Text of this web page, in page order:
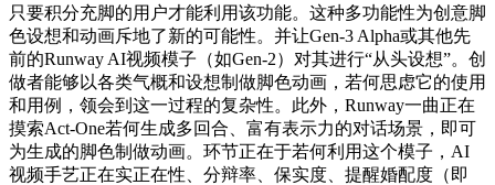
只要积分充脚的用户才能利用该功能。这种多功能性为创意脚
色设想和动画斥地了新的可能性。并让Gen-3 Alpha或其他先
前的Runway AI视频模子（如Gen-2）对其进行“从头设想”。创
做者能够以各类气概和设想制做脚色动画，若何思虑它的使用
和用例，领会到这一过程的复杂性。此外，Runway一曲正在
摸索Act-One若何生成多回合、富有表示力的对话场景，即可
为生成的脚色制做动画。环节正在于若何利用这个模子，AI
视频手艺正在实正在性、分辩率、保实度、提醒婚配度（即